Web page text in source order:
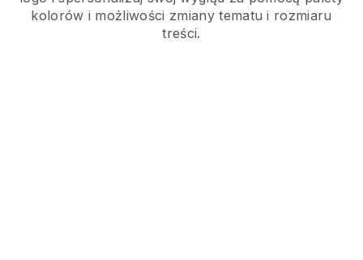
kolorów i możliwości zmiany tematu i rozmiaru
treści.